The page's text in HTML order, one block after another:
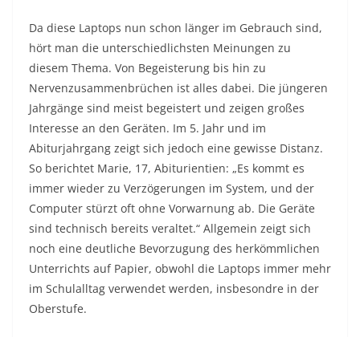
Da diese Laptops nun schon länger im Gebrauch sind,
hört man die unterschiedlichsten Meinungen zu
diesem Thema. Von Begeisterung bis hin zu
Nervenzusammenbrüchen ist alles dabei. Die jüngeren
Jahrgänge sind meist begeistert und zeigen großes
Interesse an den Geräten. Im 5. Jahr und im
Abiturjahrgang zeigt sich jedoch eine gewisse Distanz.
So berichtet Marie, 17, Abiturientien: „Es kommt es
immer wieder zu Verzögerungen im System, und der
Computer stürzt oft ohne Vorwarnung ab. Die Geräte
sind technisch bereits veraltet.“ Allgemein zeigt sich
noch eine deutliche Bevorzugung des herkömmlichen
Unterrichts auf Papier, obwohl die Laptops immer mehr
im Schulalltag verwendet werden, insbesondre in der
Oberstufe.